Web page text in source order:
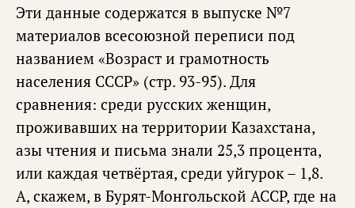
Эти данные содержатся в выпуске №7
материалов всесоюзной переписи под
названием «Возраст и грамотность
населения СССР» (стр. 93-95). Для
сравнения: среди русских женщин,
проживавших на территории Казахстана,
азы чтения и письма знали 25,3 процента,
или каждая четвёртая, среди уйгурок – 1,8.
А, скажем, в Бурят-Монгольской АССР, где на